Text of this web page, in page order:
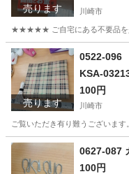
売ります 川崎市
★★★★★ ご自宅にある不要品を是
神奈川 川崎市 ビジネス
売ります
0522-096
KSA-
100円
川崎市
ご覧いただき有り難うございま
神奈川 川崎市 季節、空
0627-087
100円